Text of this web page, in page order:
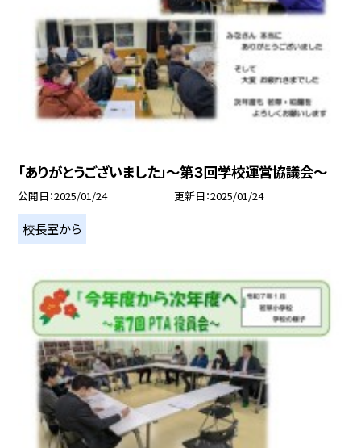
「ありがとうございました」～第３回学校運営協議会～
公開日 2025/01/24 更新日 2025/01/24
校長室から